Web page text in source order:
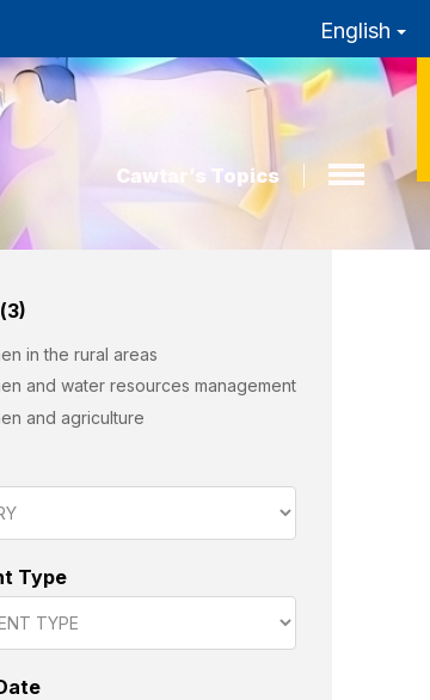
English
Cawtar’s Topics
in the rural areas
and water resources management
and agriculture
Type